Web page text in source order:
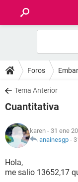
FOROS
SALUD
NUTRICIÓN
BIENESTAR
Foros
Tema Anterior
Cuantitativa
karen - 31 ene
anainesgp -
Hola,
me salio 13652,17